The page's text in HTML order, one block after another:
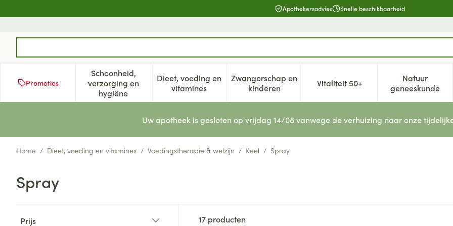
Apothekersadvies Snelle beschikbaarheid
Promoties
Schoonheid,
verzorging en
hygiëne
Toon submenu voor Schoonheid, verzorging en hygiëne categorie
Dieet, voeding en
vitaminesToon submenu voor Dieet, voeding en vitamines categorie
Zwangerschap en
kinderenToon submenu voor Zwangerschap en kinderen
Vitaliteit 50+Toon submenu voor Vitaliteit
Natuur
geneeskunde
Toon
Uw apotheek is gesloten op vrijdag 14/08 vanwege de verhuizing naar onze
Home / Dieet, voeding en vitamines / Voedingstherapie & welzijn / Keel / Spray
Spray
Prijs
17 producten